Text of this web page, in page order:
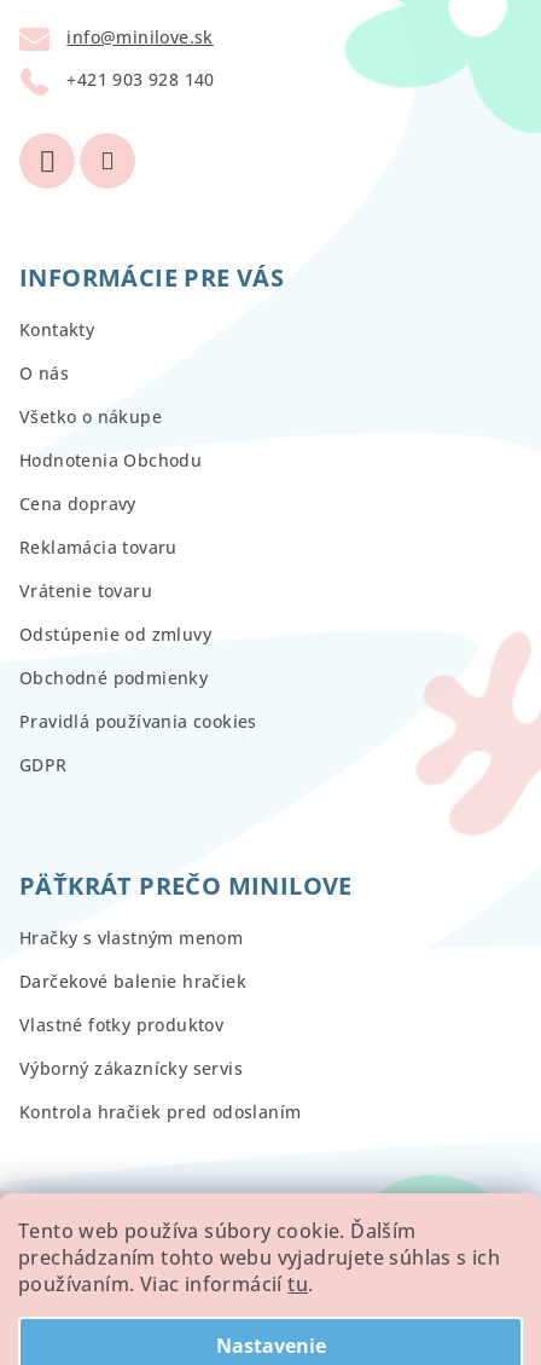
Tento web používa súbory cookie. Ďalším
prechádzaním tohto webu vyjadrujete súhlas s ich
používaním. Viac informáciítu.
Nastavenie
info@minilove.sk
+421 903 928 140
INFORMÁCIE PRE VÁS
Kontakty
O nás
Všetko o nákupe
Hodnotenia Obchodu
Cena dopravy
Reklamácia tovaru
Vrátenie tovaru
Odstúpenie od zmluvy
Obchodné podmienky
Pravidlá používania cookies
GDPR
PÄŤKRÁT PREČO MINILOVE
Hračky s vlastným menom
Darčekové balenie hračiek
Vlastné fotky produktov
Výborný zákaznícky servis
Kontrola hračiek pred odoslaním
RECENZIE
Všetky hodnotenie obchodu